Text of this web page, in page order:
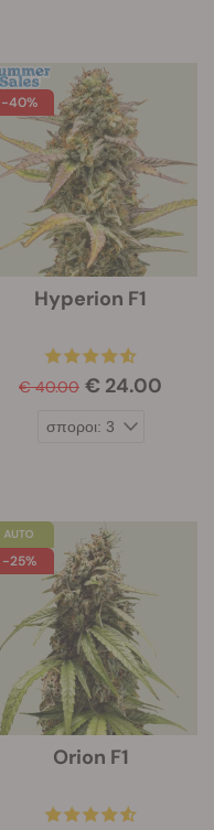
-40%
Hyperion F1
€ 40.00 € 24.00
-25%
Orion F1